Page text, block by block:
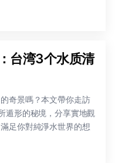
台湾3个水质清
奇景嗎？本文帶你走訪
遁形的秘境，分享實地觀
足你對純淨水世界的想